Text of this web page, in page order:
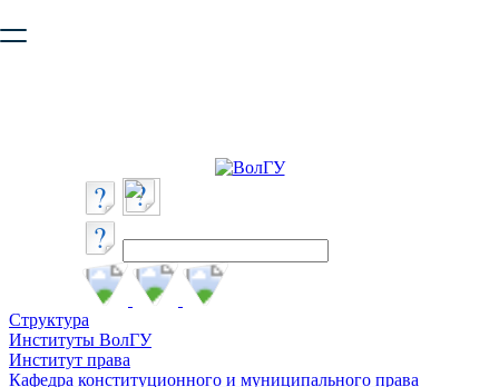
безопасную работу с сайтом. Пожалуйста
Структура
Институты ВолГУ
Институт права
Кафедра конституционного и муниципального права